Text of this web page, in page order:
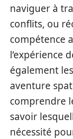
naviguer à
conflits, ou
compétence
l’expérience
également
aventure
comprendre
savoir
nécessité